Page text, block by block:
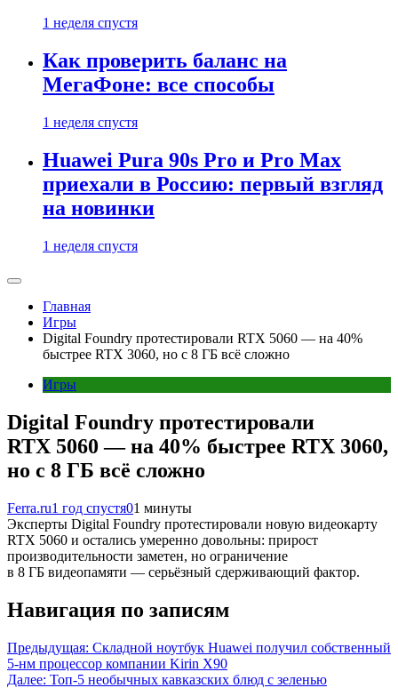
1 неделя спустя
Как проверить баланс на
МегаФоне: все способы
1 неделя спустя
Huawei Pura 90s Pro и Pro Max
приехали в Россию: первый взгляд
на новинки
1 неделя спустя
Главная
Игры
Digital Foundry протестировали RTX 5060 — на 40%
быстрее RTX 3060, но с 8 ГБ всё сложно
Игры
Digital Foundry протестировали
RTX 5060 — на 40% быстрее RTX 3060,
но с 8 ГБ всё сложно
Ferra.ru1 год спустя01 минуты
Эксперты Digital Foundry протестировали новую видеокарту
RTX 5060 и остались умеренно довольны: прирост
производительности заметен, но ограничение
в 8 ГБ видеопамяти — серьёзный сдерживающий фактор.
Навигация по записям
Предыдущая: Складной ноутбук Huawei получил собственный
5-нм процессор компании Kirin X90
Далее: Топ-5 необычных кавказских блюд с зеленью